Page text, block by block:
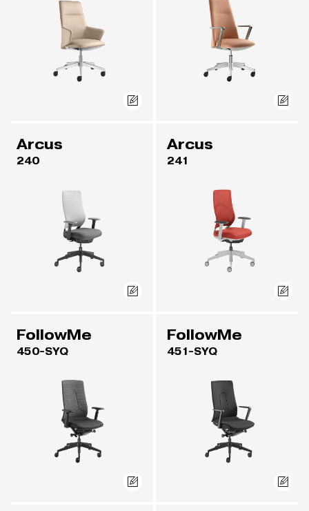
Arcus
240
Arcus
241
FollowMe
450-SYQ
FollowMe
451-SYQ